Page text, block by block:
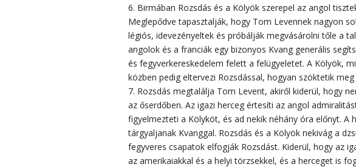
6. Birmában Rozsdás és a Kölyök szerepel az angol
Meglepődve tapasztalják, hogy Tom Levennek nagyon
légiós, idevezényeltek és próbálják megvásárolni tőle a
angolok és a franciák egy bizonyos Kvang generális
és fegyverkereskedelem felett a felügyeletet. A Kölyök,
közben pedig eltervezi Rozsdással, hogyan szöktetik
7. Rozsdás megtalálja Tom Levent, akiről kiderül, hogy
az őserdőben. Az igazi herceg értesíti az angol
figyelmezteti a Kölyköt, és ad nekik néhány óra előnyt. A
tárgyaljanak Kvanggal. Rozsdás és a Kölyök nekivág a
fegyveres csapatok elfogják Rozsdást. Kiderül, hogy az
az amerikaiakkal és a helyi törzsekkel, és a herceget is